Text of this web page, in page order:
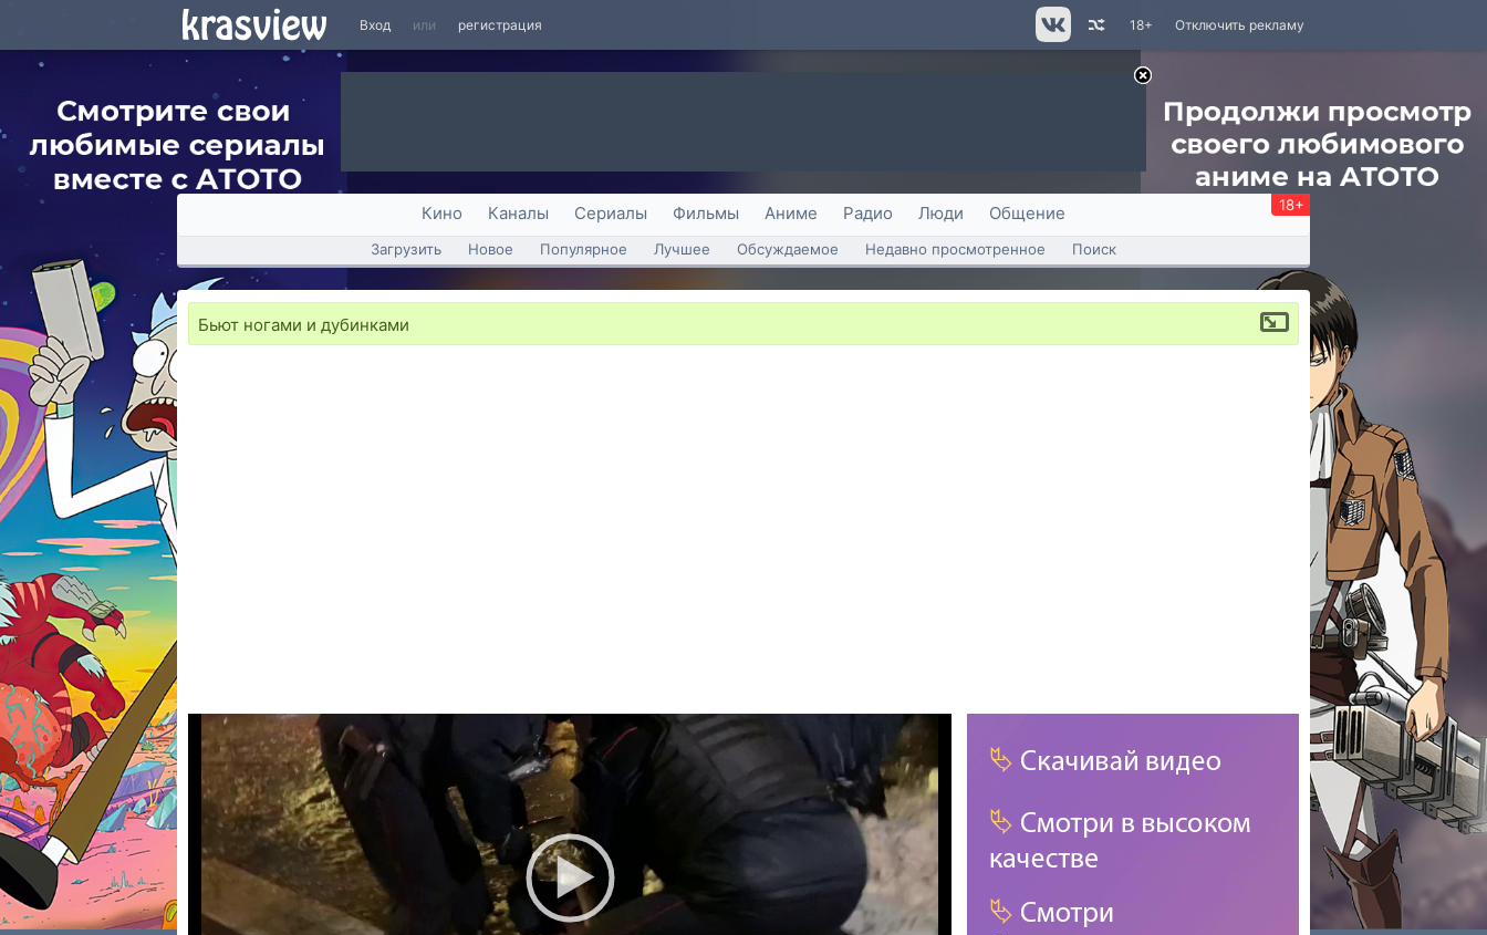
Вход или регистрация Отключить рекламу
18+
Кино Каналы Сериалы Фильмы Аниме Радио Люди Общение 18+
Загрузить Новое Популярное Лучшее Обсуждаемое Недавно просмотренное Поиск
Бьют ногами и дубинками